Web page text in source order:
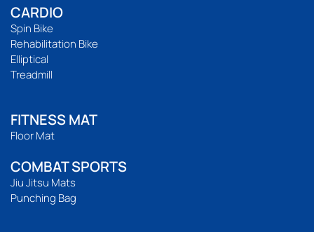
CARDIO
Spin Bike
Rehabilitation Bike
Elliptical
Treadmill
FITNESS MAT
Floor Mat
COMBAT SPORTS
Jiu Jitsu Mats
Punching Bag